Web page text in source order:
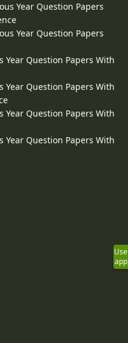
Year Question Papers
Year Question Papers
Year Question Papers With
Year Question Papers With
Year Question Papers With
Year Question Papers With
Use
app